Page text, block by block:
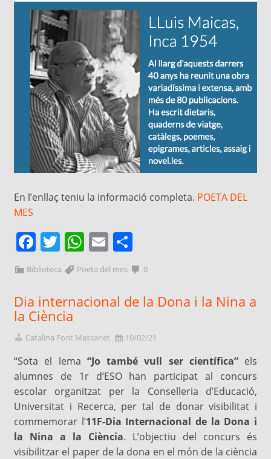
En l’enllaç teniu la informació completa. POETA DEL
MES
Facebook
Twitter
WhatsApp
Email
Biblioteca Poeta del mes 0
Dia internacional de la Dona i la Nina a
la Ciència
Catalina Font Massanet 10/02/21
“Sota el lema “Jo també vull ser científica”els
alumnes de 1r d’ESO han participat al concurs
escolar organitzat per la Conselleria d’Educació,
Universitat i Recerca, per tal de donar visibilitat i
commemorar l’11F-Dia Internacional de la Dona i
la Nina a la Ciència. L’objectiu del concurs és
visibilitzar el paper de la dona en el món de la ciència